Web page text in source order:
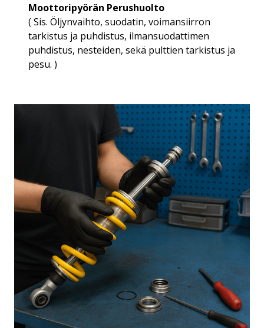
Moottoripyörän Perushuolto
( Sis. Öljynvaihto, suodatin, voimansiirron
tarkistus ja puhdistus, ilmansuodattimen
puhdistus, nesteiden, sekä pulttien tarkistus ja
pesu. )